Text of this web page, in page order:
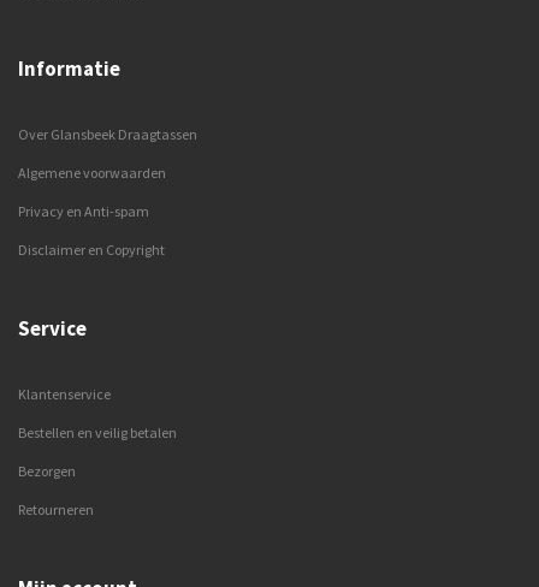
Informatie
Over Glansbeek Draagtassen
Algemene voorwaarden
Privacy en Anti-spam
Disclaimer en Copyright
Service
Klantenservice
Bestellen en veilig betalen
Bezorgen
Retourneren